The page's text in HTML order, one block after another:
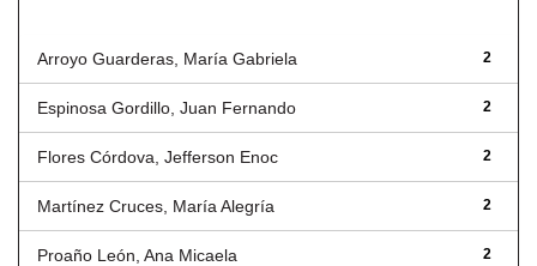
2
Arroyo Guarderas, María Gabriela
2
Espinosa Gordillo, Juan Fernando
2
Flores Córdova, Jefferson Enoc
2
Martínez Cruces, María Alegría
2
Proaño León, Ana Micaela